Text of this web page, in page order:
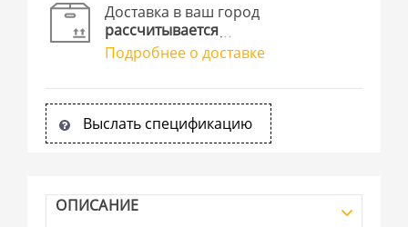
Доставка в ваш город
рассчитывается
Подробнее о доставке
Выслать спецификацию
ОПИСАНИЕ